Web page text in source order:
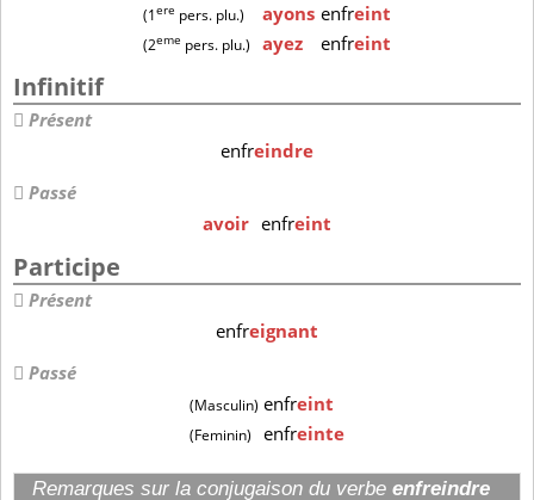
(1ere pers. plu.) ayons enfreint
(2eme pers. plu.) ayez enfreint
Infinitif
Présent
enfreindre
Passé
avoir enfreint
Participe
Présent
enfreignant
Passé
(Masculin) enfreint
(Feminin) enfreinte
Remarques sur la conjugaison du verbe enfreindre